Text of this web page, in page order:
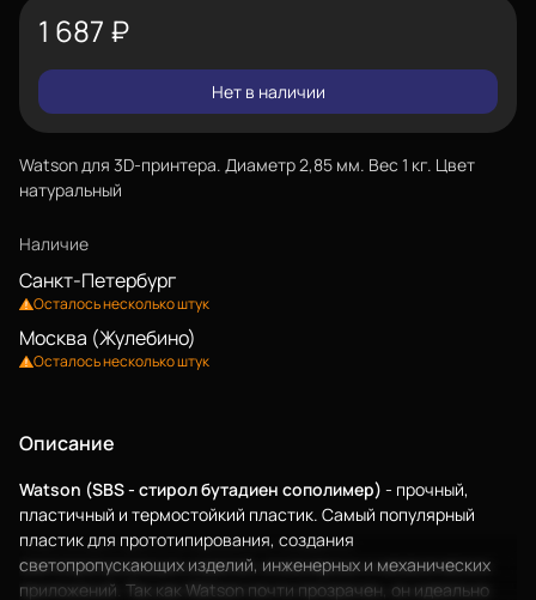
1 687 ₽
Нет в наличии
Watson для 3D-принтера. Диаметр 2,85 мм. Вес 1 кг. Цвет
натуральный
Наличие
Санкт-Петербург
Осталось несколько штук
Москва (Жулебино)
Осталось несколько штук
Описание
Watson (SBS - стирол бутадиен сополимер) - прочный,
пластичный и термостойкий пластик. Самый популярный
пластик для прототипирования, создания
светопропускающих изделий, инженерных и механических
приложений. Так как Watson почти прозрачен, он идеально